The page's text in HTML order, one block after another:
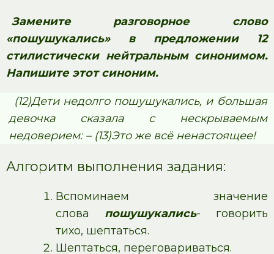
Замените разговорное слово
«пошушукались» в предложении 12
стилистически нейтральным синонимом.
Напишите этот синоним.
(12)Дети недолго пошушукались, и большая
девочка сказала с нескрываемым
недоверием: – (13)Это же всё ненастоящее!
Алгоритм выполнения задания:
Вспоминаем значение
слова пошушукались- говорить
тихо, шептаться.
Шептаться, переговариваться.